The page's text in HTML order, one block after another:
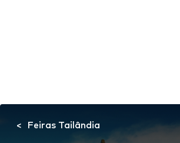
Feiras Tailândia